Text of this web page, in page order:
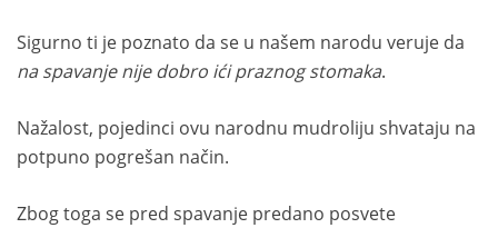
Sigurno ti je poznato da se u našem narodu veruje da
na spavanje nije dobro ići praznog stomaka.
Nažalost, pojedinci ovu narodnu mudroliju shvataju na
potpuno pogrešan način.
Zbog toga se pred spavanje predano posvete